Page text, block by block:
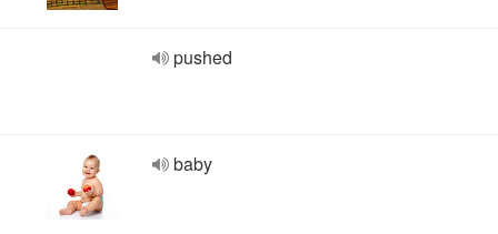
pushed
baby